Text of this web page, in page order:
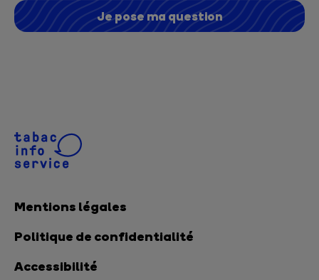
Je pose ma question
Mentions légales
Politique de confidentialité
Accessibilité